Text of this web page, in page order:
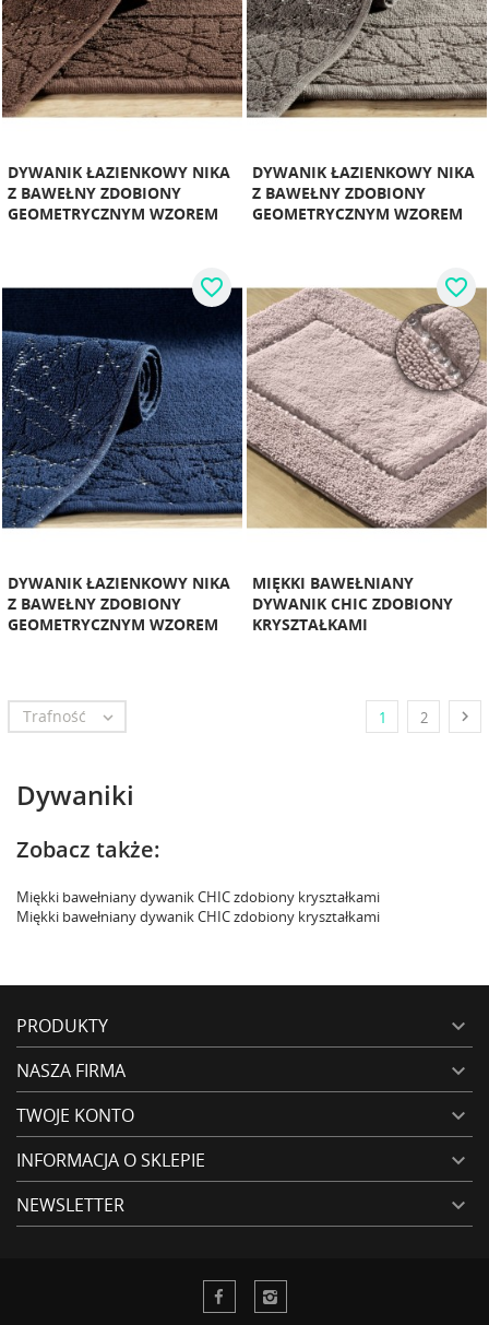
DYWANIK ŁAZIENKOWY NIKA
Z BAWEŁNY ZDOBIONY
GEOMETRYCZNYM WZOREM
DYWANIK ŁAZIENKOWY NIKA
Z BAWEŁNY ZDOBIONY
GEOMETRYCZNYM WZOREM
DYWANIK ŁAZIENKOWY NIKA
Z BAWEŁNY ZDOBIONY
GEOMETRYCZNYM WZOREM
favorite_border
MIĘKKI BAWEŁNIANY
DYWANIK CHIC ZDOBIONY
KRYSZTAŁKAMI
favorite_border
Trafność  1 2 
Dywaniki
Zobacz także:
Miękki bawełniany dywanik CHIC zdobiony kryształkami
Miękki bawełniany dywanik CHIC zdobiony kryształkami
PRODUKTY 
NASZA FIRMA 
TWOJE KONTO 
INFORMACJA O SKLEPIE 
NEWSLETTER 